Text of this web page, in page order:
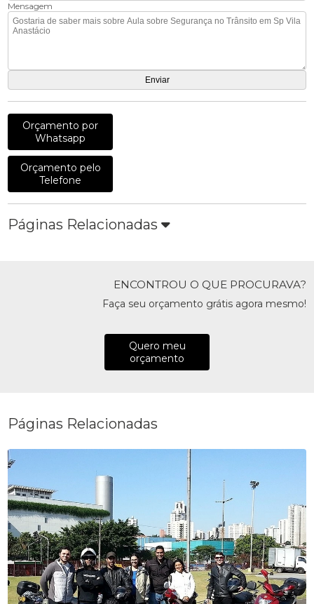
Mensagem
Orçamento por
Whatsapp
Orçamento pelo
Telefone
Páginas Relacionadas
ENCONTROU O QUE PROCURAVA?
Faça seu orçamento grátis agora mesmo!
Quero meu
orçamento
Páginas Relacionadas